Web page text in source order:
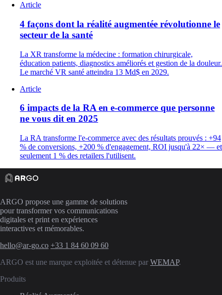
Article
4 façons dont la réalité augmentée révolutionne le
secteur de la santé
La XR transforme la médecine : formation chirurgicale,
éducation patients, diagnostics améliorés et gestion de la douleur.
Le marché VR santé atteindra 13 Md$ en 2029.
Article
6 impacts de la RA en e-commerce que personne
ne vous dit en 2025
La RA transforme l'e-commerce avec des résultats prouvés : +94
% de conversions, +200 % d'engagement, ROI jusqu'à 22× — et
seulement 1 % des retailers l'utilisent.
ARGO propose une gamme de solutions
pour transformer vos communications
digitales et print en expériences
interactives et mémorables.
hello@ar-go.co +33 1 84 60 09 60
ARGO est une marque exploitée et détenue par WEMAP.
Produits